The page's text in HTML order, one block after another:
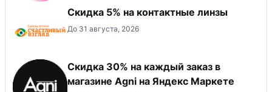
Скидка 5% на контактные линзы
До 31 августа, 2026
Скидка 30% на каждый заказ в
магазине Agni на Яндекс Маркете